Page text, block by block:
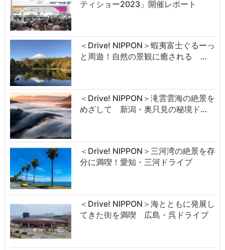
ティショー2023」開催レポート
＜Drive! NIPPON＞蝦夷富士ぐるーっ
と周遊！自然の景観に癒される …
＜Drive! NIPPON＞滝雲雲海の絶景を
めざして 新潟・奥只見の秘境ド…
＜Drive! NIPPON＞三河湾の絶景を存
分に満喫！愛知・三河ドライブ
＜Drive! NIPPON＞海とともに発展し
てきた街を満喫 広島・呉ドライブ